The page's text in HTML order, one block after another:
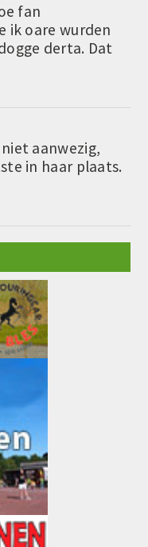
fan
ik oare wurden
derta. Dat
aanwezig,
in haar plaats.